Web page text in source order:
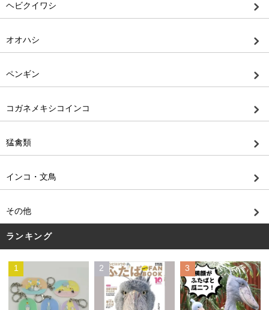
ヘビクイワシ
オオハシ
ペンギン
コガネメキシコインコ
猛禽類
インコ・文鳥
その他
ランキング
1 2 3